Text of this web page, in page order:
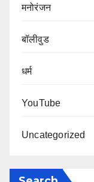
मनोरंजन
बॉलीवुड
धर्म
YouTube
Uncategorized